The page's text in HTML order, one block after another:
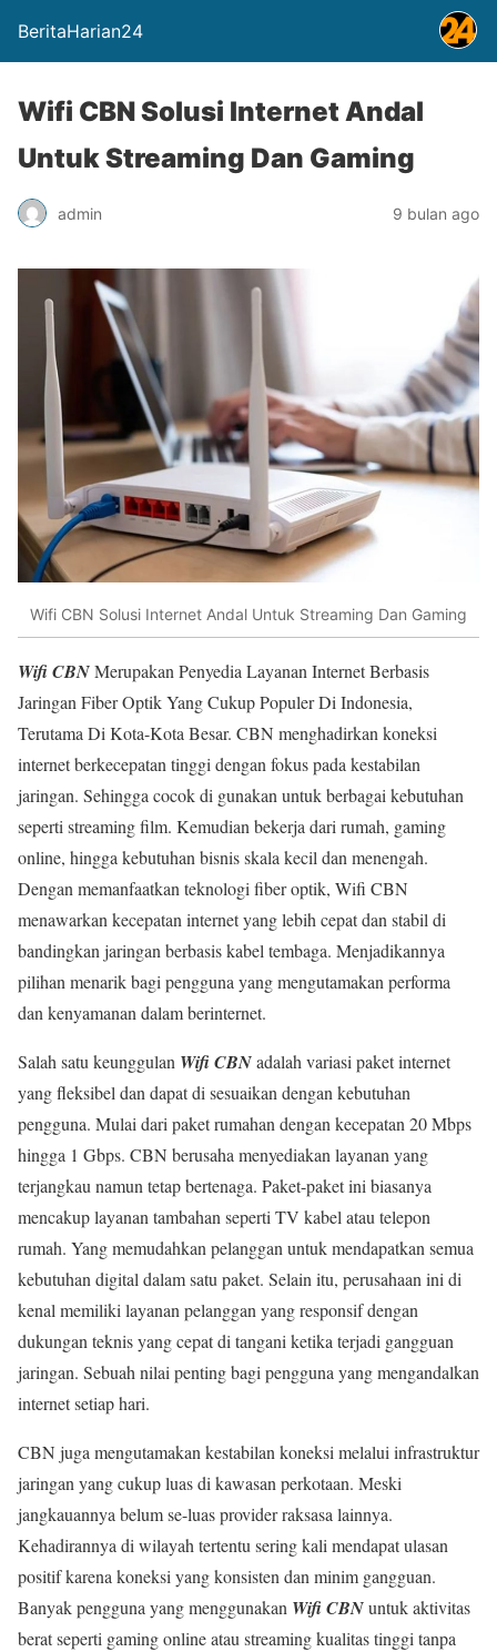
BeritaHarian24
Wifi CBN Solusi Internet Andal
Untuk Streaming Dan Gaming
admin 9 bulan ago
Wifi CBN Solusi Internet Andal Untuk Streaming Dan Gaming
Wifi CBNMerupakan Penyedia Layanan Internet Berbasis
Jaringan Fiber Optik Yang Cukup Populer Di Indonesia,
Terutama Di Kota-Kota Besar. CBN menghadirkan koneksi
internet berkecepatan tinggi dengan fokus pada kestabilan
jaringan. Sehingga cocok di gunakan untuk berbagai kebutuhan
seperti streaming film. Kemudian bekerja dari rumah, gaming
online, hingga kebutuhan bisnis skala kecil dan menengah.
Dengan memanfaatkan teknologi fiber optik, Wifi CBN
menawarkan kecepatan internet yang lebih cepat dan stabil di
bandingkan jaringan berbasis kabel tembaga. Menjadikannya
pilihan menarik bagi pengguna yang mengutamakan performa
dan kenyamanan dalam berinternet.
Salah satu keunggulan Wifi CBNadalah variasi paket internet
yang fleksibel dan dapat di sesuaikan dengan kebutuhan
pengguna. Mulai dari paket rumahan dengan kecepatan 20 Mbps
hingga 1 Gbps. CBN berusaha menyediakan layanan yang
terjangkau namun tetap bertenaga. Paket-paket ini biasanya
mencakup layanan tambahan seperti TV kabel atau telepon
rumah. Yang memudahkan pelanggan untuk mendapatkan semua
kebutuhan digital dalam satu paket. Selain itu, perusahaan ini di
kenal memiliki layanan pelanggan yang responsif dengan
dukungan teknis yang cepat di tangani ketika terjadi gangguan
jaringan. Sebuah nilai penting bagi pengguna yang mengandalkan
internet setiap hari.
CBN juga mengutamakan kestabilan koneksi melalui infrastruktur
jaringan yang cukup luas di kawasan perkotaan. Meski
jangkauannya belum se-luas provider raksasa lainnya.
Kehadirannya di wilayah tertentu sering kali mendapat ulasan
positif karena koneksi yang konsisten dan minim gangguan.
Banyak pengguna yang menggunakan Wifi CBNuntuk aktivitas
berat seperti gaming online atau streaming kualitas tinggi tanpa